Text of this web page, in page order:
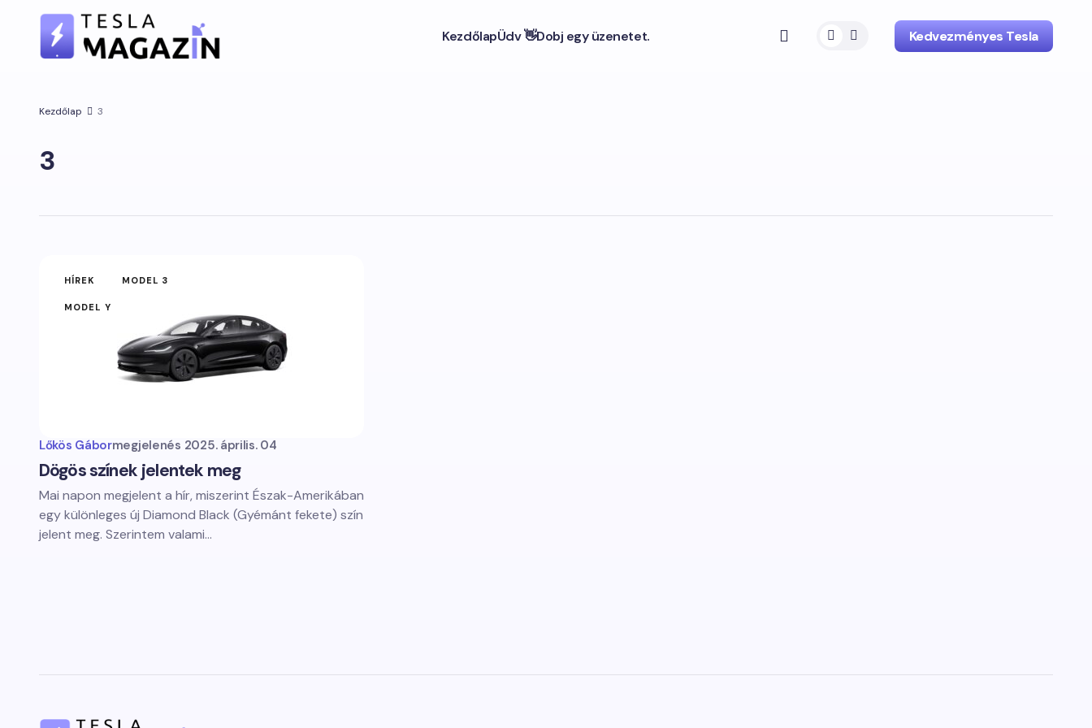
KezdőlapÜdv 👋Dobj egy üzenetet. Kedvezményes Tesla
Kezdőlap 3
3
HÍREK MODEL 3
MODEL Y
Lőkös Gábormegjelenés 2025. április. 04
Dögös színek jelentek meg
Mai napon megjelent a hír, miszerint Észak-Amerikában
egy különleges új Diamond Black (Gyémánt fekete) szín
jelent meg. Szerintem valami…